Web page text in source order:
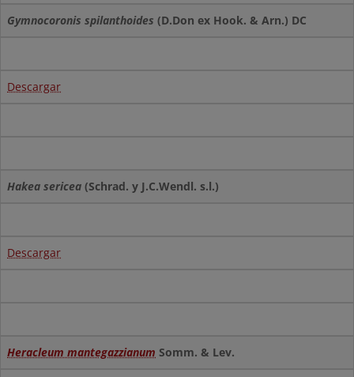
Gymnocoronis spilanthoides (D.Don ex Hook. & Arn.) DC
Descargar
Hakea sericea (Schrad. y J.C.Wendl. s.l.)
Descargar
Heracleum mantegazzianum Somm. & Lev.